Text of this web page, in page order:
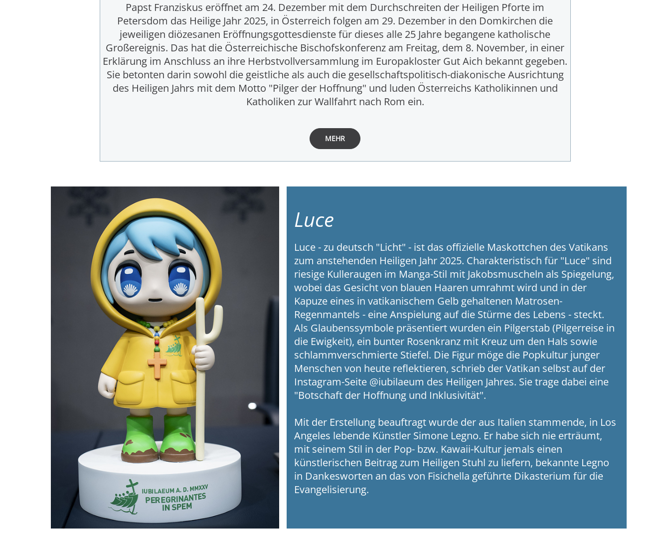
Papst Franziskus eröffnet am 24. Dezember mit dem Durchschreiten der Heiligen Pforte im
Petersdom das Heilige Jahr 2025, in Österreich folgen am 29. Dezember in den Domkirchen die
jeweiligen diözesanen Eröffnungsgottesdienste für dieses alle 25 Jahre begangene katholische
Großereignis. Das hat die Österreichische Bischofskonferenz am Freitag, dem 8. November, in einer
Erklärung im Anschluss an ihre Herbstvollversammlung im Europakloster Gut Aich bekannt gegeben.
Sie betonten darin sowohl die geistliche als auch die gesellschaftspolitisch-diakonische Ausrichtung
des Heiligen Jahrs mit dem Motto "Pilger der Hoffnung" und luden Österreichs Katholikinnen und
Katholiken zur Wallfahrt nach Rom ein.
MEHR
Luce
Luce - zu deutsch "Licht" - ist das offizielle Maskottchen des Vatikans
zum anstehenden Heiligen Jahr 2025. Charakteristisch für "Luce" sind
riesige Kulleraugen im Manga-Stil mit Jakobsmuscheln als Spiegelung,
wobei das Gesicht von blauen Haaren umrahmt wird und in der
Kapuze eines in vatikanischem Gelb gehaltenen Matrosen-
Regenmantels - eine Anspielung auf die Stürme des Lebens - steckt.
Als Glaubenssymbole präsentiert wurden ein Pilgerstab (Pilgerreise in
die Ewigkeit), ein bunter Rosenkranz mit Kreuz um den Hals sowie
schlammverschmierte Stiefel. Die Figur möge die Popkultur junger
Menschen von heute reflektieren, schrieb der Vatikan selbst auf der
Instagram-Seite @iubilaeum des Heiligen Jahres. Sie trage dabei eine
"Botschaft der Hoffnung und Inklusivität".
Mit der Erstellung beauftragt wurde der aus Italien stammende, in Los
Angeles lebende Künstler Simone Legno. Er habe sich nie erträumt,
mit seinem Stil in der Pop- bzw. Kawaii-Kultur jemals einen
künstlerischen Beitrag zum Heiligen Stuhl zu liefern, bekannte Legno
in Dankesworten an das von Fisichella geführte Dikasterium für die
Evangelisierung.